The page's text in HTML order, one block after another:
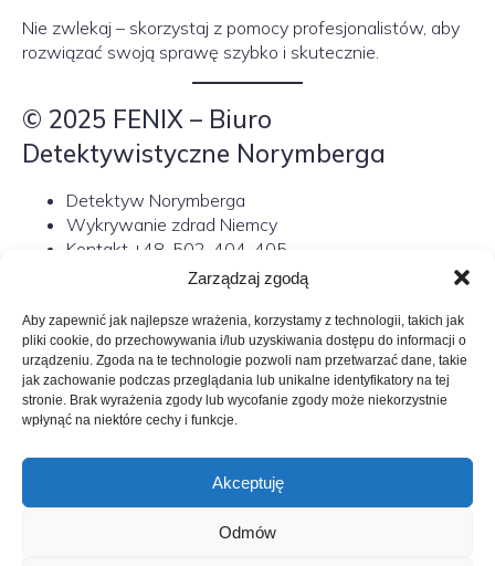
Zarządzaj zgodą
Aby zapewnić jak najlepsze wrażenia, korzystamy z technologii, takich jak
pliki cookie, do przechowywania i/lub uzyskiwania dostępu do informacji o
urządzeniu. Zgoda na te technologie pozwoli nam przetwarzać dane, takie
jak zachowanie podczas przeglądania lub unikalne identyfikatory na tej
stronie. Brak wyrażenia zgody lub wycofanie zgody może niekorzystnie
wpłynąć na niektóre cechy i funkcje.
Akceptuję
Odmów
Nie zwlekaj – skorzystaj z pomocy profesjonalistów, aby
rozwiązać swoją sprawę szybko i skutecznie.
© 2025 FENIX – Biuro
Detektywistyczne Norymberga
Detektyw Norymberga
Wykrywanie zdrad Niemcy
Kontakt +48-502-404-405
Znajdź nas również w Google:
Detektyw Norymberga | Prywatny detektyw Niemcy |
Usługi detektywistyczne w Norymberdze
Kilka słów o mnie
Poszukiwanie zaginionych